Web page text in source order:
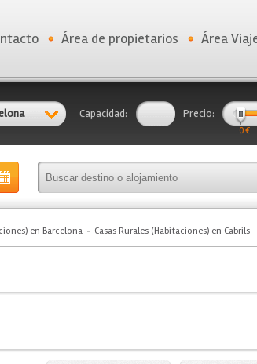
Área de propietarios Área
Capacidad: Precio:
0 €
en Barcelona Casas Rurales (Habitaciones) en Cabrils